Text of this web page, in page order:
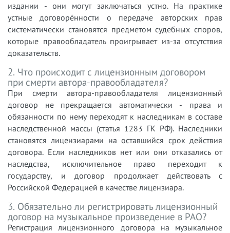
издании - они могут заключаться устно. На практике
устные договорённости о передаче авторских прав
систематически становятся предметом судебных споров,
которые правообладатель проигрывает из-за отсутствия
доказательств.
2. Что происходит с лицензионным договором
при смерти автора-правообладателя?
При смерти автора-правообладателя лицензионный
договор не прекращается автоматически - права и
обязанности по нему переходят к наследникам в составе
наследственной массы (статья 1283 ГК РФ). Наследники
становятся лицензиарами на оставшийся срок действия
договора. Если наследников нет или они отказались от
наследства, исключительное право переходит к
государству, и договор продолжает действовать с
Российской Федерацией в качестве лицензиара.
3. Обязательно ли регистрировать лицензионный
договор на музыкальное произведение в РАО?
Регистрация лицензионного договора на музыкальное